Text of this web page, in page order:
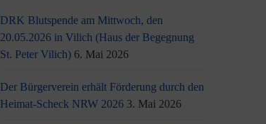
DRK Blutspende am Mittwoch, den
20.05.2026 in Vilich (Haus der Begegnung
St. Peter Vilich) 6. Mai 2026
Der Bürgerverein erhält Förderung durch den
Heimat-Scheck NRW 2026 3. Mai 2026